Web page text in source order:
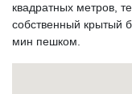
квадратных метров,
собственный крытый
мин пешком.